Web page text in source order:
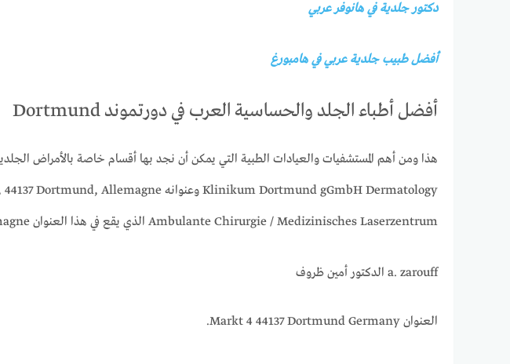
دكتور جلدية في هانوفر عربي
أفضل طبيب جلدية عربي في هامبورغ
أفضل أطباء الجلد والحساسية العرب في دورتموند Dortmund
Ambulante Chirurgie / Medizinisches Laserzentrum الذي يقع في هذا العنوان Brackeler Hellweg 91, 44309 Dortmund, Allemagne ورقم هاتفه +49 231 201084.
a. zarouff الدكتور أمين ظروف
العنوان Markt 4 44137 Dortmund Germany.